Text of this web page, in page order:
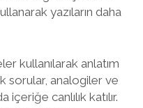
yazıların daha
kullanılarak anlatım
sorular, analogiler ve
canlılık katılır.